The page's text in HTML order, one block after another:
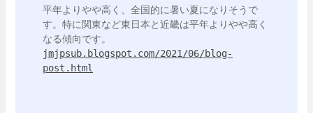
平年よりやや高く、全国的に暑い夏になりそうで
す。特に関東など東日本と近畿は平年よりやや高く
jmjpsub.blogspot.com/2021/06/blog-
post.html